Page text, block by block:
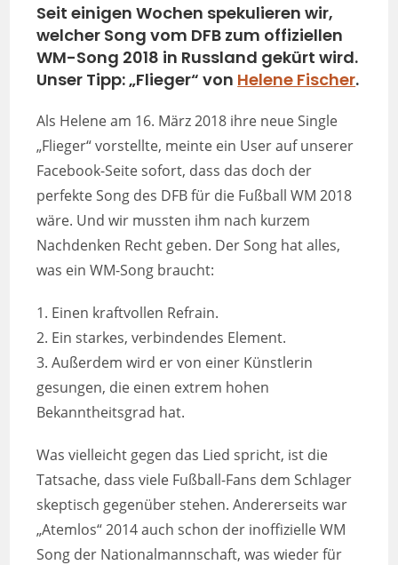
Seit einigen Wochen spekulieren wir,
welcher Song vom DFB zum offiziellen
WM-Song 2018 in Russland gekürt wird.
Unser Tipp: „Flieger“ von Helene Fischer.
Als Helene am 16. März 2018 ihre neue Single
„Flieger“ vorstellte, meinte ein User auf unserer
Facebook-Seite sofort, dass das doch der
perfekte Song des DFB für die Fußball WM 2018
wäre. Und wir mussten ihm nach kurzem
Nachdenken Recht geben. Der Song hat alles,
was ein WM-Song braucht:
1. Einen kraftvollen Refrain.
2. Ein starkes, verbindendes Element.
3. Außerdem wird er von einer Künstlerin
gesungen, die einen extrem hohen
Bekanntheitsgrad hat.
Was vielleicht gegen das Lied spricht, ist die
Tatsache, dass viele Fußball-Fans dem Schlager
skeptisch gegenüber stehen. Andererseits war
„Atemlos“ 2014 auch schon der inoffizielle WM
Song der Nationalmannschaft, was wieder für